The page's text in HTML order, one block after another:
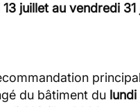
13 juillet au vendredi 31
du bâtiment du lundi